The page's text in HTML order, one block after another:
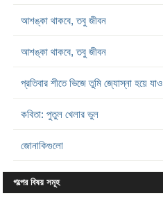
আশঙ্কা থাকবে, তবু জীবন
আশঙ্কা থাকবে, তবু জীবন
প্রতিবার শীতে ভিজে তুমি জ্যোস্না হয়ে যাও
কবিতা: পুতুল খেলার ভুল
জোনাকিগুলো
গল্পের বিষয় সমূহ